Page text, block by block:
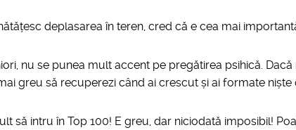
deplasarea în teren, cred că e cea mai
nu se punea mult accent pe pregătirea psihică.
greu să recuperezi când ai crescut și ai formate niște
să intru în Top 100! E greu, dar niciodată imposibil!